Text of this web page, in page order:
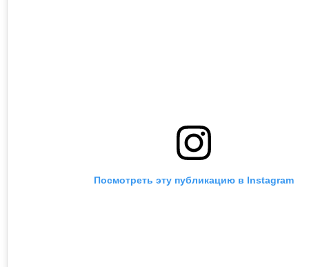
Посмотреть эту публикацию в Instagram